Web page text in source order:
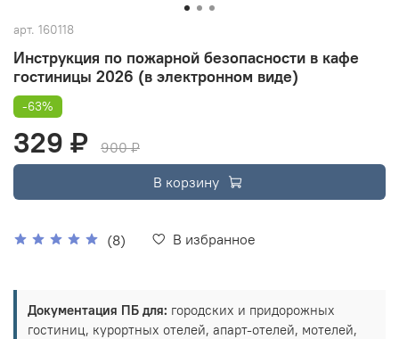
арт. 160118
Инструкция по пожарной безопасности в кафе
гостиницы 2026 (в электронном виде)
(8) В избранное
-63%
329 ₽
900 ₽
В корзину
Документация ПБ для: городских и придорожных
гостиниц, курортных отелей, апарт-отелей, мотелей,